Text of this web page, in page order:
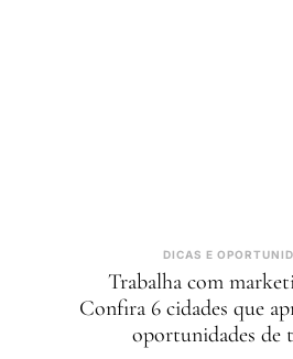
DICAS E
Trabalha com
Confira 6 cidades que
oportunidades de